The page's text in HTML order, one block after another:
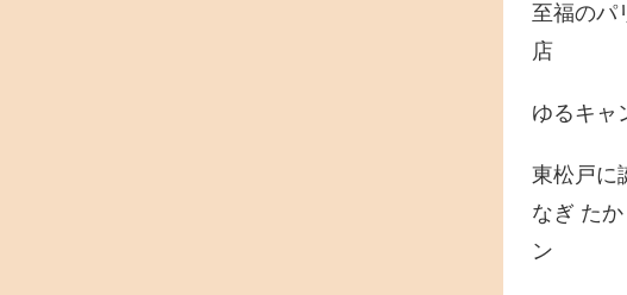
至福の
店
ゆるキャ
東松戸に
なぎ た
ン